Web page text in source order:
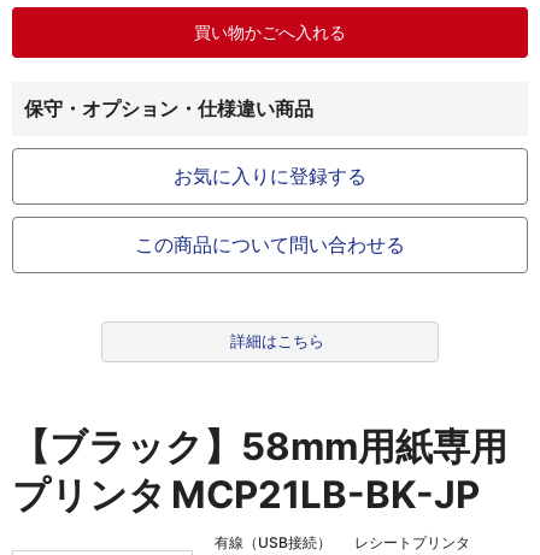
保守・オプション・仕様違い商品
お気に入りに登録する
この商品について問い合わせる
詳細はこちら
【ブラック】58mm用紙専用
プリンタ MCP21LB-BK-JP
有線（USB接続）
レシートプリンタ